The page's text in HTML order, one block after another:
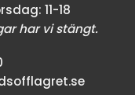
11-18
har vi stängt.